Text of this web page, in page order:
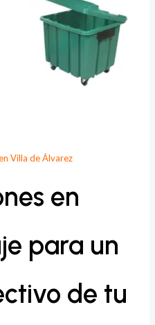
Villa de Álvarez
en
para un
de tu